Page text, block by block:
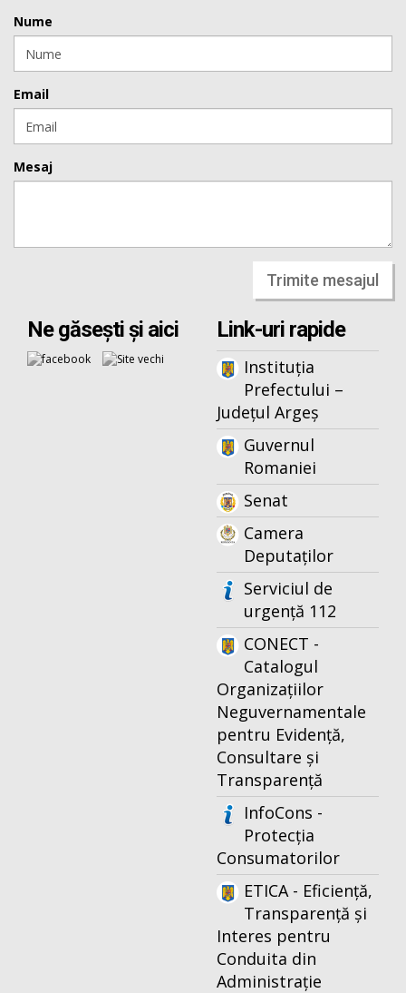
Nume
Email
Mesaj
Trimite mesajul
Ne găsești și aici Link-uri rapide
Instituția
Prefectului –
Județul Argeș
Guvernul
Romaniei
Senat
Camera
Deputaților
Serviciul de
urgență 112
CONECT -
Catalogul
Organizațiilor
Neguvernamentale
pentru Evidență,
Consultare și
Transparență
InfoCons -
Protecția
Consumatorilor
ETICA - Eficiență,
Transparență și
Interes pentru
Conduita din
Administrație